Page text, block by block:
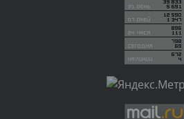
Комментарий проверяется
Текст комментария будет виден
администратором.